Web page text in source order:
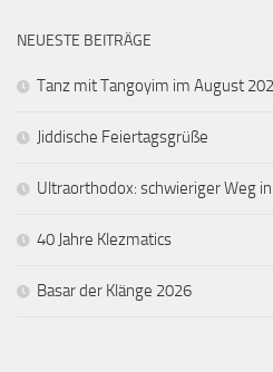
NEUESTE BEITRÄGE
Tanz mit Tangoyim im August
Jiddische Feiertagsgrüße
Ultraorthodox: schwieriger Weg
40 Jahre Klezmatics
Basar der Klänge 2026